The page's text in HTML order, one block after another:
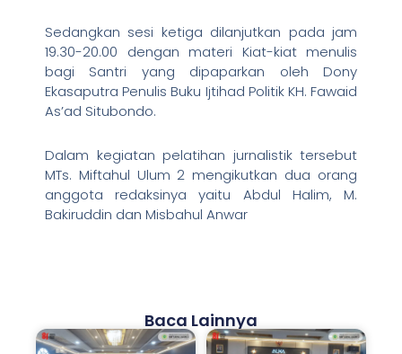
Sedangkan sesi ketiga dilanjutkan pada jam
19.30-20.00 dengan materi Kiat-kiat menulis
bagi Santri yang dipaparkan oleh Dony
Ekasaputra Penulis Buku Ijtihad Politik KH. Fawaid
As’ad Situbondo.
Dalam kegiatan pelatihan jurnalistik tersebut
MTs. Miftahul Ulum 2 mengikutkan dua orang
anggota redaksinya yaitu Abdul Halim, M.
Bakiruddin dan Misbahul Anwar
Baca Lainnya